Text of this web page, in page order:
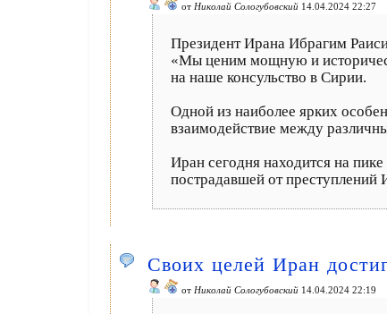
от Николай Сологубовский 14.04.2024 22:27
Президент Ирана Ибрагим
«Мы ценим мощную и
на наше консульство в Сирии.
Одной из наиболее ярких
взаимодействие между
Иран сегодня находится на
пострадавшей от
Своих целей Иран
от Николай Сологубовский 14.04.2024 22:19